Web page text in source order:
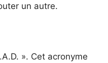
un autre.
». Cet acronyme